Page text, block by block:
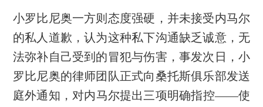
小罗比尼奥一方则态度强硬，并未接受内马尔
的私人道歉，认为这种私下沟通缺乏诚意，无
法弥补自己受到的冒犯与伤害，事发次日，小
罗比尼奥的律师团队正式向桑托斯俱乐部发送
庭外通知，对内马尔提出三项明确指控——使